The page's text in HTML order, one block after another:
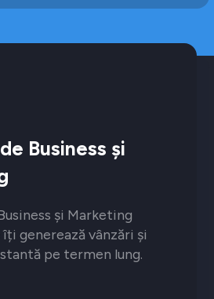
Business și
și Marketing
generează vânzări și
pe termen lung.